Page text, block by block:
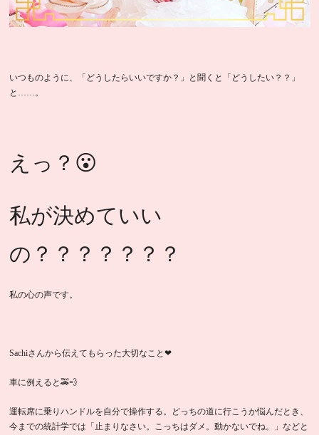
いつものように、「どうしたらいいですか？」と聞くと「どうしたい？？」
と……。
えっ？😮
私が決めていい
の？？？？？？？
私の心の声です。
Sachiさんから伝えてもらった大切なこと❤
車に例えると🚕💨
運転席に乗りハンドルを自分で操作する。どっちの道に行こうか悩んだとき、
今までの統計学では「止まりなさい。こっちはダメ。動かないでね。」などと